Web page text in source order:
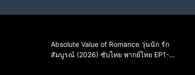
Absolute Value of Romance วุ่นนัก รัก
สัมบูรณ์ (2026) ซับไทย พากย์ไทย EP1-